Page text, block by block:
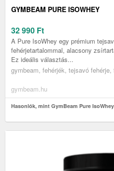
GYMBEAM PURE ISOWHEY
32 990 Ft
A Pure IsoWhey egy prémium
fehérjetartalommal, alacsony
Ez ideális választás...
gymbeam, fehérjék, tejsavó fehérje,
gymbeam.hu
Hasonlók, mint GymBeam Pure IsoWhey